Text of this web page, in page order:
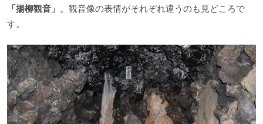
「揚柳観音」 。観音像の表情がそれぞれ違うのも見どころで
す。